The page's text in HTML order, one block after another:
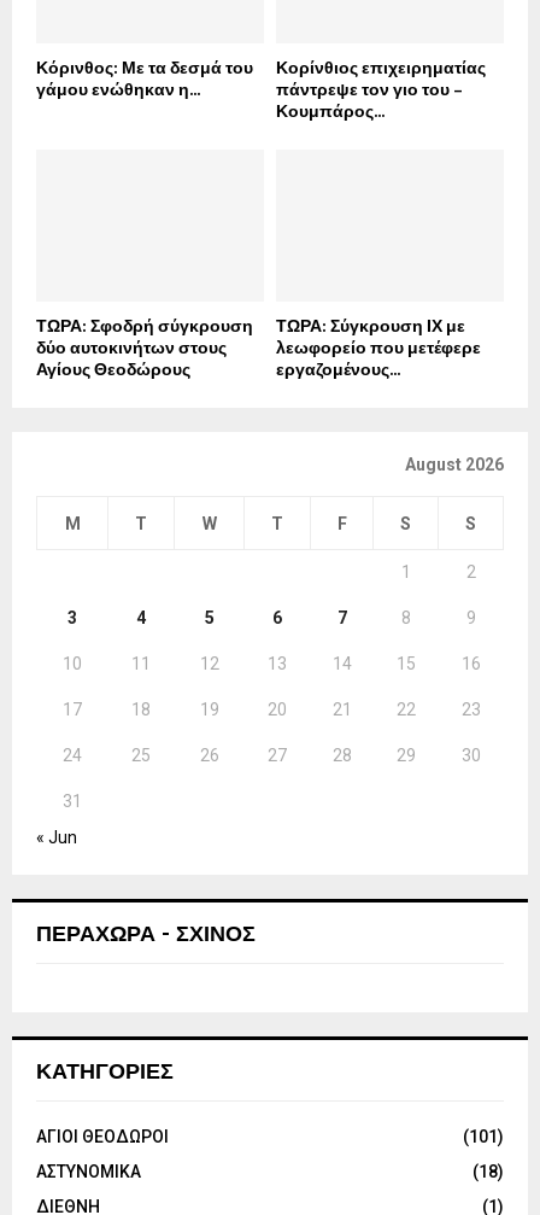
Κόρινθος: Με τα δεσμά του
γάμου ενώθηκαν η...
Κορίνθιος επιχειρηματίας
πάντρεψε τον γιο του –
Κουμπάρος...
ΤΩΡΑ: Σφοδρή σύγκρουση
δύο αυτοκινήτων στους
Αγίους Θεοδώρους
ΤΩΡΑ: Σύγκρουση ΙΧ με
λεωφορείο που μετέφερε
εργαζομένους...
August 2026
M T W T F S S
1 2
3 4 5 6 7 8 9
10 11 12 13 14 15 16
17 18 19 20 21 22 23
24 25 26 27 28 29 30
31
« Jun
ΠΕΡΑΧΩΡΑ - ΣΧΙΝΟΣ
ΚΑΤΗΓΟΡΙΕΣ
ΑΓΙΟΙ ΘΕΟΔΩΡΟΙ
(101)
ΑΣΤΥΝΟΜΙΚΑ
(18)
ΔΙΕΘΝΗ
(1)